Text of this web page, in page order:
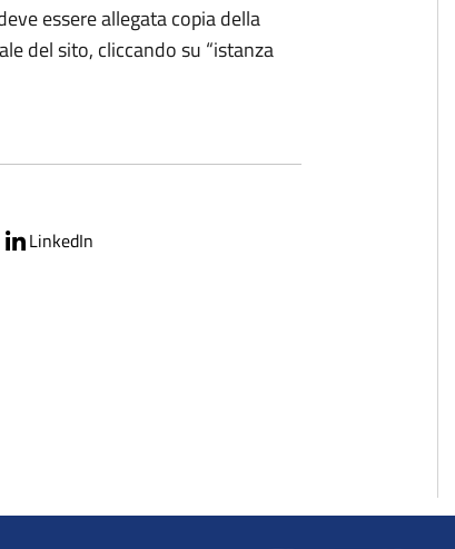
essere allegata copia della
del sito, cliccando su “istanza
LinkedIn